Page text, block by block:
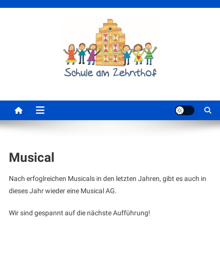
Musical
Nach erfoglreichen Musicals in den letzten Jahren, gibt es auch in
dieses Jahr wieder eine Musical AG.
Wir sind gespannt auf die nächste Aufführung!